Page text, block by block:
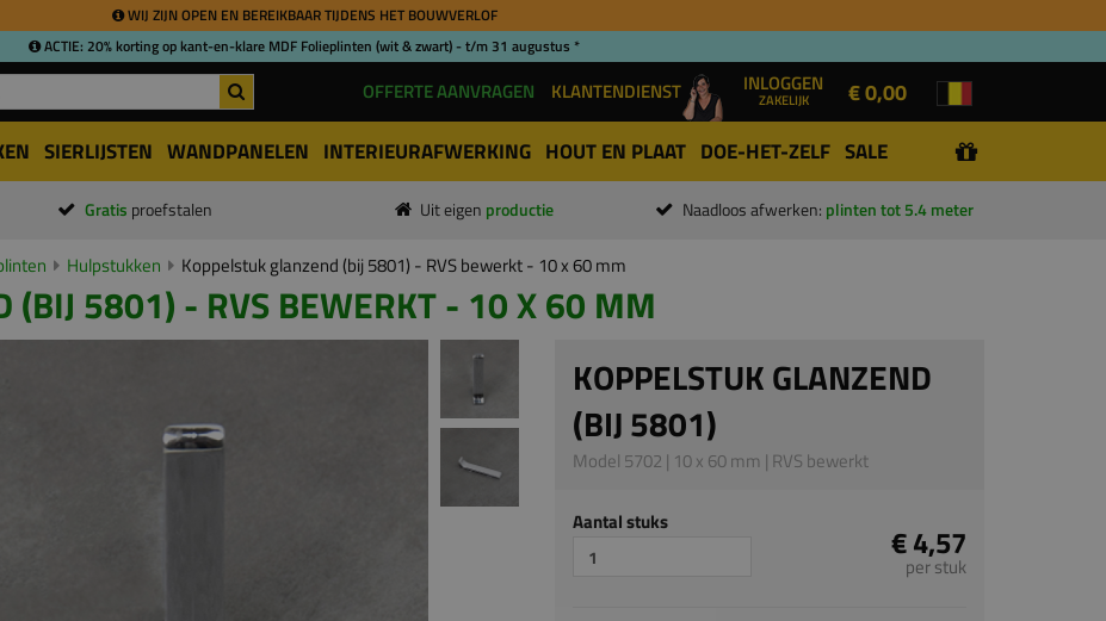
WIJ ZIJN OPEN EN BEREIKBAAR TIJDENS HET BOUWVERLOF
ACTIE: 20% korting op kant-en-klare MDF Folieplinten (wit & zwart) - t/m 31 augustus *
OFFERTE AANVRAGEN KLANTENDIENST INLOGGEN
ZAKELIJK € 0,00
SIERLIJSTEN WANDPANELEN INTERIEURAFWERKING HOUT EN PLAAT DOE-HET-ZELF SALE
Gratis proefstalen Uit eigen productie Naadloos afwerken: plinten tot 5.4 meter
Hulpstukken Koppelstuk glanzend (bij 5801) - RVS bewerkt - 10 x 60 mm
(BIJ 5801) - RVS BEWERKT - 10 X 60 MM
KOPPELSTUK GLANZEND
(BIJ 5801)
Model 5702 | 10 x 60 mm | RVS bewerkt
Aantal stuks € 4,57
per stuk